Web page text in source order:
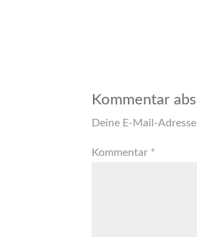
Kommentar
Deine E-Mail-
Kommentar *